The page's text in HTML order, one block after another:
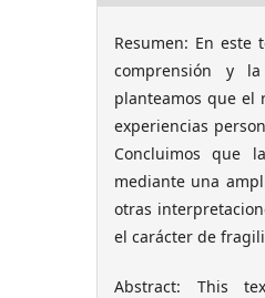
Resumen: En
comprensión y
planteamos que el
experiencias
Concluimos que
mediante una
otras
el carácter de
Abstract: This